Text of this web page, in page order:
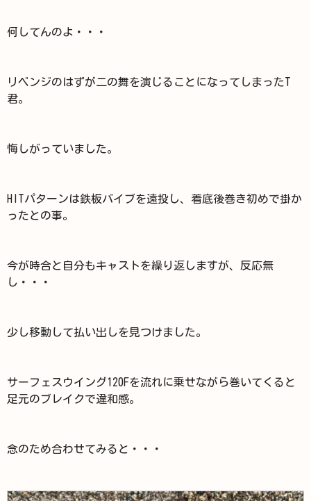
何してんのよ・・・
リベンジのはずが二の舞を演じることになってしまったT
君。
悔しがっていました。
HITパターンは鉄板バイブを遠投し、着底後巻き初めで掛か
ったとの事。
今が時合と自分もキャストを繰り返しますが、反応無
し・・・
少し移動して払い出しを見つけました。
サーフェスウイング120Fを流れに乗せながら巻いてくると
足元のブレイクで違和感。
念のため合わせてみると・・・